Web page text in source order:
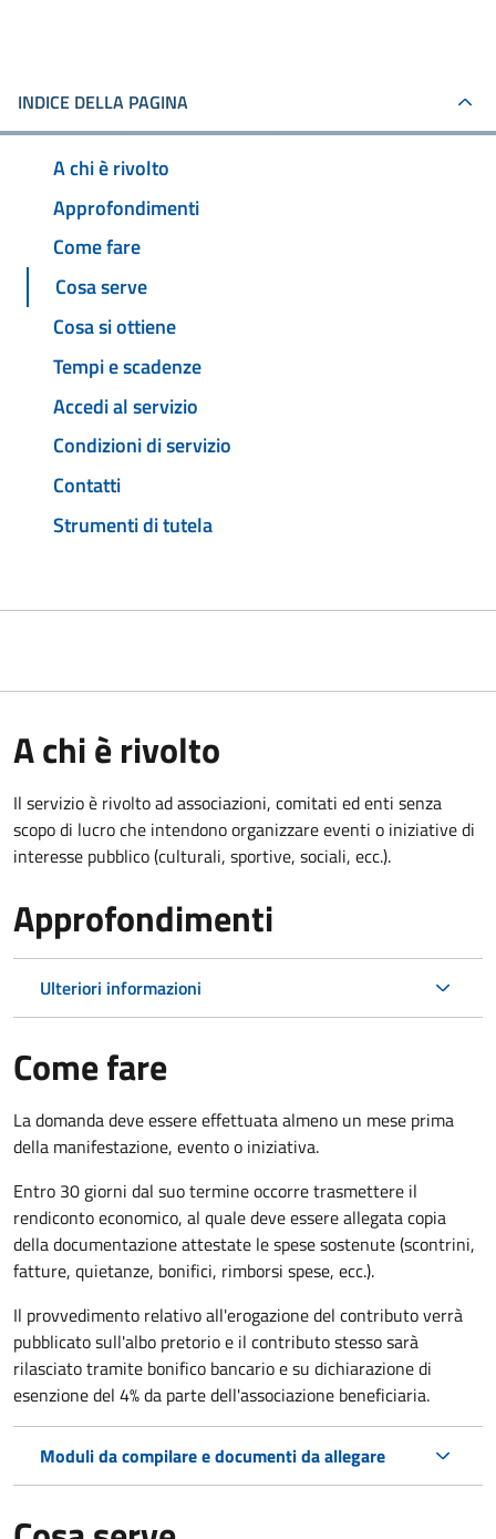
INDICE DELLA PAGINA
A chi è rivolto
Approfondimenti
Come fare
Cosa serve
Cosa si ottiene
Tempi e scadenze
Accedi al servizio
Condizioni di servizio
Contatti
Strumenti di tutela
A chi è rivolto
Il servizio è rivolto ad associazioni, comitati ed enti senza
scopo di lucro che intendono organizzare eventi o iniziative di
interesse pubblico (culturali, sportive, sociali, ecc.).
Approfondimenti
Ulteriori informazioni
Come fare
La domanda deve essere effettuata almeno un mese prima
della manifestazione, evento o iniziativa.
Entro 30 giorni dal suo termine occorre trasmettere il
rendiconto economico, al quale deve essere allegata copia
della documentazione attestate le spese sostenute (scontrini,
fatture, quietanze, bonifici, rimborsi spese, ecc.).
Il provvedimento relativo all'erogazione del contributo verrà
pubblicatosull'albo pretorio e il contributo stesso sarà
rilasciato tramite bonifico bancario e su dichiarazione di
esenzione del 4% da parte dell'associazione beneficiaria.
Moduli da compilare e documenti da allegare